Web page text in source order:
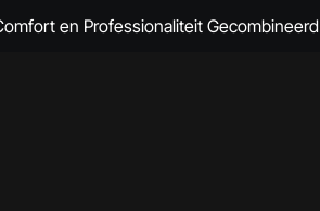
en Professionaliteit Gecombineerd
Overall Kopen voor Elke Gelegenheid
voor Dames
Veiligheid in Stijl